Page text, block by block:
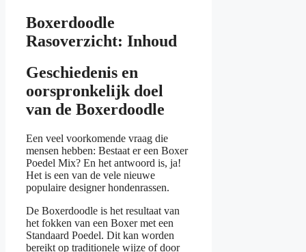
Boxerdoodle
Rasoverzicht: Inhoud
Geschiedenis en
oorspronkelijk doel
van de Boxerdoodle
Een veel voorkomende vraag die
mensen hebben: Bestaat er een Boxer
Poedel Mix? En het antwoord is, ja!
Het is een van de vele nieuwe
populaire designer hondenrassen.
De Boxerdoodle is het resultaat van
het fokken van een Boxer met een
Standaard Poedel. Dit kan worden
bereikt op traditionele wijze of door